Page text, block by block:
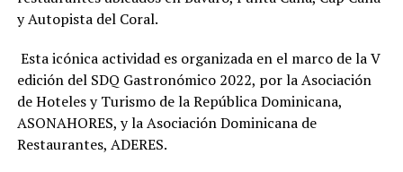
y Autopista del Coral.
Esta icónica actividad es organizada en el marco de la V
edición del SDQ Gastronómico 2022, por la Asociación
de Hoteles y Turismo de la República Dominicana,
ASONAHORES, y la Asociación Dominicana de
Restaurantes, ADERES.